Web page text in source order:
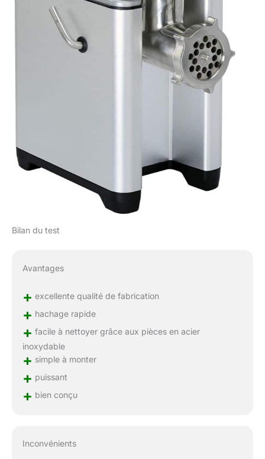
Bilan du test
Avantages
+ excellente qualité de fabrication
+ hachage rapide
+ facile à nettoyer grâce aux pièces en acier
inoxydable
+ simple à monter
+ puissant
+ bien conçu
Inconvénients